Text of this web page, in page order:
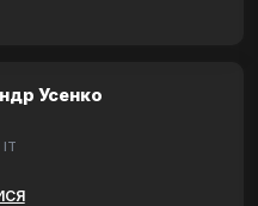
Усенко